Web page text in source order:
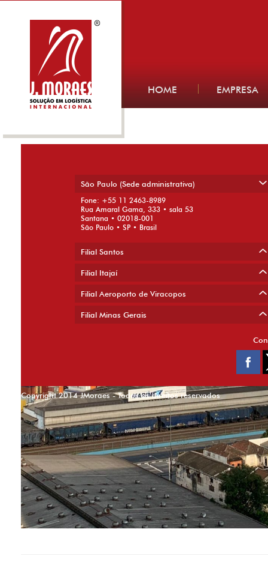
HOME EMPRESA
São Paulo (Sede administrativa)
Fone: +55 11 2463-8989
Rua Amaral Gama, 333 • sala 53
Santana • 02018-001
São Paulo • SP • Brasil
Filial Santos
Filial Itajaí
Filial Aeroporto de Viracopos
Filial Minas Gerais
Copyright 2014 JMoraes - Todos os direitos reservados